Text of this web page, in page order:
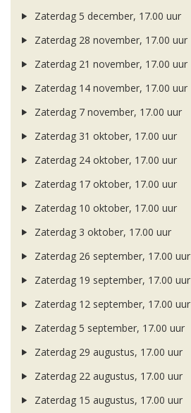
Zaterdag 5 december, 17.00 uur
Zaterdag 28 november, 17.00 uur
Zaterdag 21 november, 17.00 uur
Zaterdag 14 november, 17.00 uur
Zaterdag 7 november, 17.00 uur
Zaterdag 31 oktober, 17.00 uur
Zaterdag 24 oktober, 17.00 uur
Zaterdag 17 oktober, 17.00 uur
Zaterdag 10 oktober, 17.00 uur
Zaterdag 3 oktober, 17.00 uur
Zaterdag 26 september, 17.00 uur
Zaterdag 19 september, 17.00 uur
Zaterdag 12 september, 17.00 uur
Zaterdag 5 september, 17.00 uur
Zaterdag 29 augustus, 17.00 uur
Zaterdag 22 augustus, 17.00 uur
Zaterdag 15 augustus, 17.00 uur